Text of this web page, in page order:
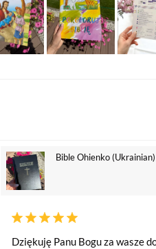
Bible Ohienko (Ukrainian)
Dziękuję Panu Bogu za wasze